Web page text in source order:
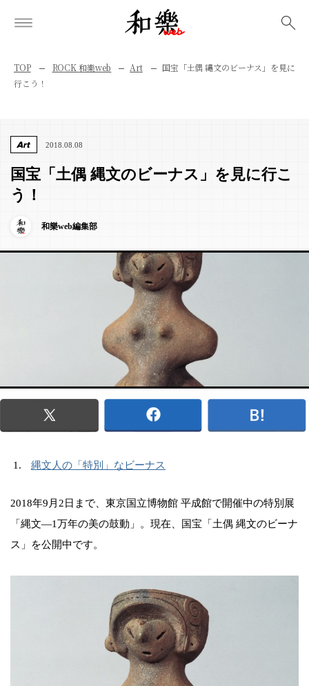
TOP ROCK 和樂web Art
国宝「土偶 縄文のビーナス」を見に
行こう！
Art 2018.08.08
国宝「土偶 縄文のビーナス」を見に行こ
う！
和樂web編集部
縄文人の「特別」なビーナス
2018年9月2日まで、東京国立博物館 平成館で開催中の特別展
「縄文―1万年の美の鼓動」。現在、国宝「土偶 縄文のビーナ
ス」を公開中です。